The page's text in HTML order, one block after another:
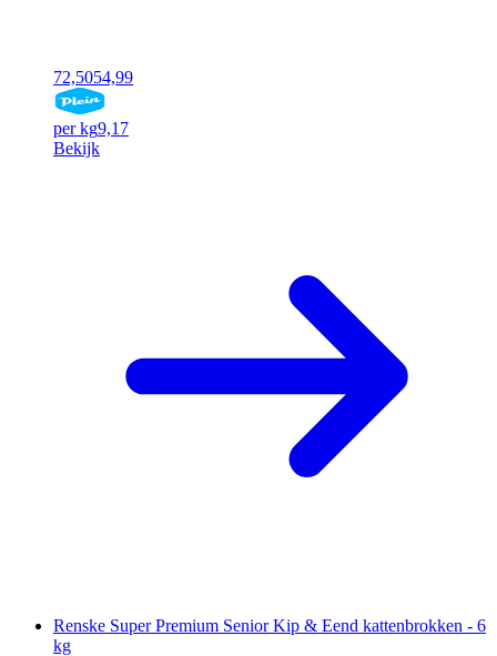
72,5054,99
per kg9,17
Bekijk
Renske Super Premium Senior Kip & Eend kattenbrokken - 6
kg